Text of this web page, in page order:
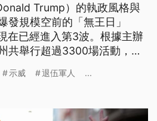
Trump）的執政風格與
發規模空前的「無王日」
在已經進入第3波。根據主辦
共舉行超過3300場活動，參
上街頭，表達對威權統治、強
示威 退伍軍人 ...